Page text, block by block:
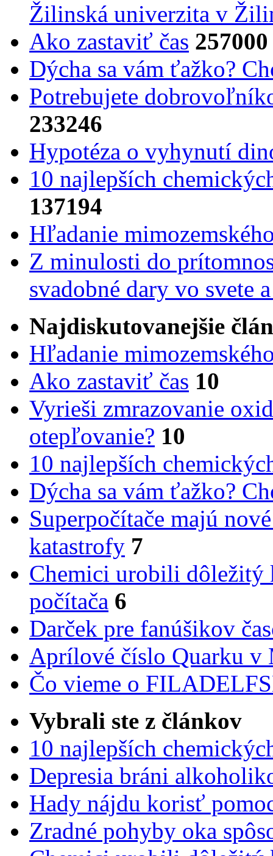
Žilinská univerzita v
Ako zastaviť čas 257000
Dýcha sa vám ťažko?
Potrebujet​e
233246
Hypotéza o vyhynutí
10 najlepších
137194
Hľadanie
Z minulosti do
svadobné dary vo svete
Najdiskutovanejšie
Hľadanie
Ako zastaviť čas 10
Vyrieši zmrazovanie
otepľovanie? 10
10 najlepších
Dýcha sa vám ťažko?
Superpočítače majú
katastrofy 7
Chemici urobili dôležitý
počítača 6
Darček pre fanúšikov
Aprílové číslo Quarku v
Čo vieme o
Vybrali ste z článkov
10 najlepších
Depresia bráni
Hady nájdu korisť
Zradné pohyby oka